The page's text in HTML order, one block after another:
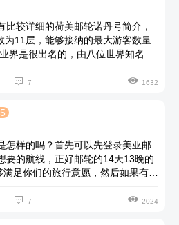
比较详细的荷美邮轮诺丹号简介，
为11层，能够接纳的最大游客数量
界是很出名的，由八位世界知名厨
蕾体验，关于特色餐厅的收费最好
 7  1632
怎样的吗？首先可以先登录美亚邮
要的航线，正好邮轮的14天13晚的
足你们的旅行意愿，然后如果有不
，这个关系到在旅行中能不能更好
 7  2024